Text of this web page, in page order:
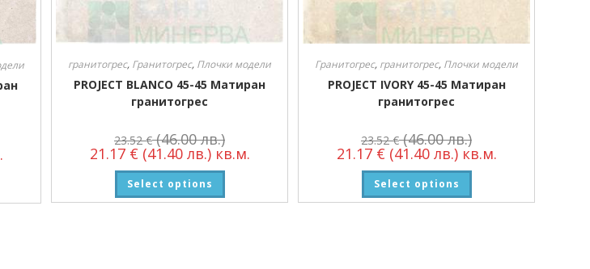
гранитогрес, Гранитогрес, Плочки модели
PROJECT BLANCO 45-45 Матиран
гранитогрес
23.52€ (46.00 лв.)
21.17 € (41.40 лв.)кв.м.
Select options
Гранитогрес, гранитогрес, Плочки модели
PROJECT IVORY 45-45 Матиран
гранитогрес
23.52€ (46.00 лв.)
21.17 € (41.40 лв.)кв.м.
Select options